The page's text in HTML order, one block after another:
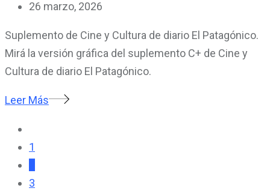
26 marzo, 2026
Suplemento de Cine y Cultura de diario El Patagónico.
Mirá la versión gráfica del suplemento C+ de Cine y
Cultura de diario El Patagónico.
Leer Más
1
3